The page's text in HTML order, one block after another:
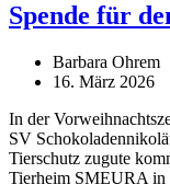
Spende für
Barbara Ohrem
16. März 2026
In der
SV
Tierschutz zugute
Tierheim SMEURA